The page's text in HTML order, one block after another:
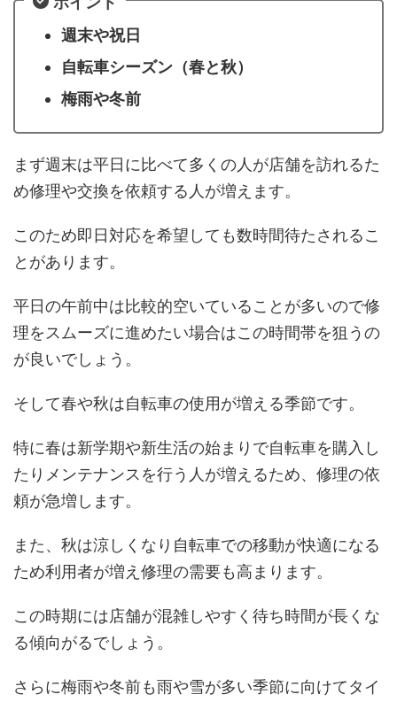
週末や祝日
自転車シーズン（春と秋）
梅雨や冬前
まず週末は平日に比べて多くの人が店舗を訪れるた
め修理や交換を依頼する人が増えます。
このため即日対応を希望しても数時間待たされるこ
とがあります。
平日の午前中は比較的空いていることが多いので修
理をスムーズに進めたい場合はこの時間帯を狙うの
が良いでしょう。
そして春や秋は自転車の使用が増える季節です。
特に春は新学期や新生活の始まりで自転車を購入し
たりメンテナンスを行う人が増えるため、修理の依
頼が急増します。
また、秋は涼しくなり自転車での移動が快適になる
ため利用者が増え修理の需要も高まります。
この時期には店舗が混雑しやすく待ち時間が長くな
る傾向がるでしょう。
さらに梅雨や冬前も雨や雪が多い季節に向けてタイ